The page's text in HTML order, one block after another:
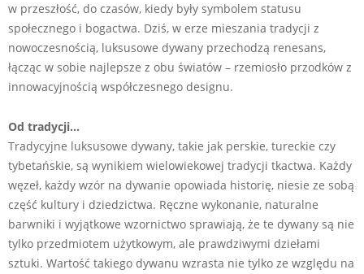
w przeszłość, do czasów, kiedy były symbolem statusu
społecznego i bogactwa. Dziś, w erze mieszania tradycji z
nowoczesnością, luksusowe dywany przechodzą renesans,
łącząc w sobie najlepsze z obu światów – rzemiosło przodków z
innowacyjnością współczesnego designu.
Od tradycji…
Tradycyjne luksusowe dywany, takie jak perskie, tureckie czy
tybetańskie, są wynikiem wielowiekowej tradycji tkactwa. Każdy
węzeł, każdy wzór na dywanie opowiada historię, niesie ze sobą
część kultury i dziedzictwa. Ręczne wykonanie, naturalne
barwniki i wyjątkowe wzornictwo sprawiają, że te dywany są nie
tylko przedmiotem użytkowym, ale prawdziwymi dziełami
sztuki. Wartość takiego dywanu wzrasta nie tylko ze względu na